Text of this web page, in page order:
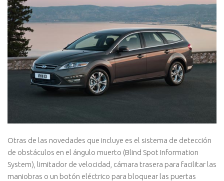
Otras de las novedades que incluye es el sistema de detección
de obstáculos en el ángulo muerto (Blind Spot Information
System), limitador de velocidad, cámara trasera para facilitar las
maniobras o un botón eléctrico para bloquear las puertas